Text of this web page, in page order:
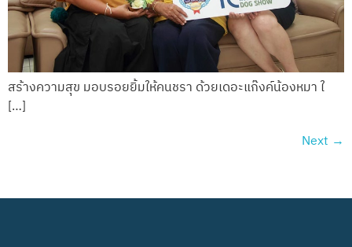
สร้างความสุข มอบรอยยิ้มให้คนชรา ด้วยเดอะแก๊งค์น้องหมา ใ
[…]
Next →